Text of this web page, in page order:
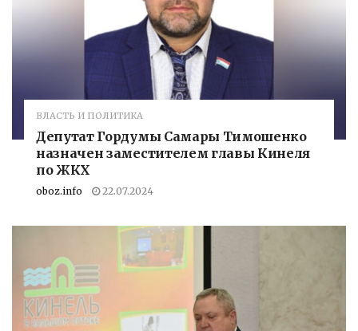
ВЛАСТЬ И ПОЛИТИКА
Депутат Гордумы Самары Тимошенко
назначен заместителем главы Кинеля
по ЖКХ
oboz.info 22.07.2024